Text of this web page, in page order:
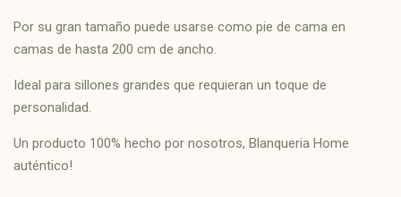
Por su gran tamaño puede usarse como pie de cama en
camas de hasta 200 cm de ancho.
Ideal para sillones grandes que requieran un toque de
personalidad.
Un producto 100% hecho por nosotros, Blanqueria Home
auténtico!